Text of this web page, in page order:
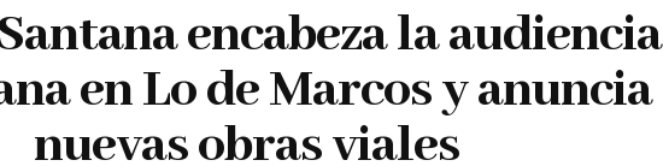
encabeza la audiencia
en Lo de Marcos y anuncia
nuevas obras viales